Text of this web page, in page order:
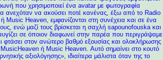
που χρησιμοποιεί ένα avatar με φωτογραφία
ανεχόταν να ακούσει ποτέ κανένας, έξω από το Radio
Heaven, εμφανίζονται στη συνέχεια και σε ένα
ενώ μαζί τους βρίσκεται η σαχλή sapounofouska και
σε όποιον διαφωνεί στην παρέα που περιγράψαμε
στον ανώτερο βαθμό εξουσίας και ολοκλήρωσης
ή Music Heaven. Αυτό σημαίνει στο κουτό
αξιολόγησης», ιδιαίτερα μάλιστα όταν της το